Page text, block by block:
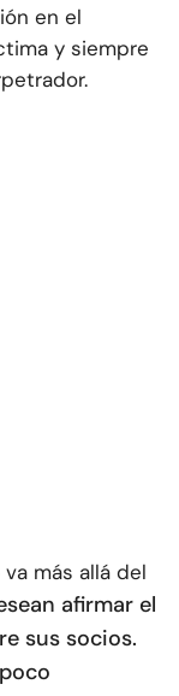
en el
y siempre
más allá del
afirmar el
sus socios.